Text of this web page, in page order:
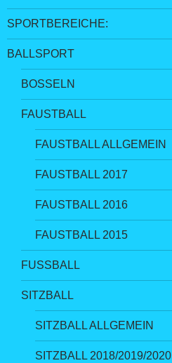
SPORTBEREICHE:
BALLSPORT
BOSSELN
FAUSTBALL
FAUSTBALL ALLGEMEIN
FAUSTBALL 2017
FAUSTBALL 2016
FAUSTBALL 2015
FUSSBALL
SITZBALL
SITZBALL ALLGEMEIN
SITZBALL 2018/2019/2020